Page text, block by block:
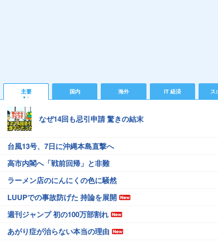
主要 国内 海外 IT 経済 ス
なぜ14回も忌引申請 驚きの結末
台風13号、7日に沖縄本島直撃へ
高市内閣へ「戦前回帰」と非難
ラーメン店のにんにくの色に騒然
LUUPでの事故防げた 持論を展開
週刊ジャンプ 初の100万部割れ
あがり症が治らない本当の理由